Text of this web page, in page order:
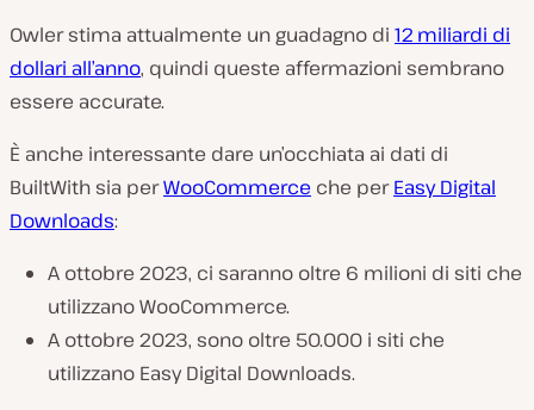
Owler stima attualmente un guadagno di 12 miliardi di
dollari all’anno, quindi queste affermazioni sembrano
essere accurate.
È anche interessante dare un’occhiata ai dati di
BuiltWith sia perWooCommerce che perEasy Digital
Downloads:
A ottobre 2023, ci saranno oltre 6 milioni di siti che
utilizzano WooCommerce.
A ottobre 2023, sono oltre 50.000 i siti che
utilizzano Easy Digital Downloads.